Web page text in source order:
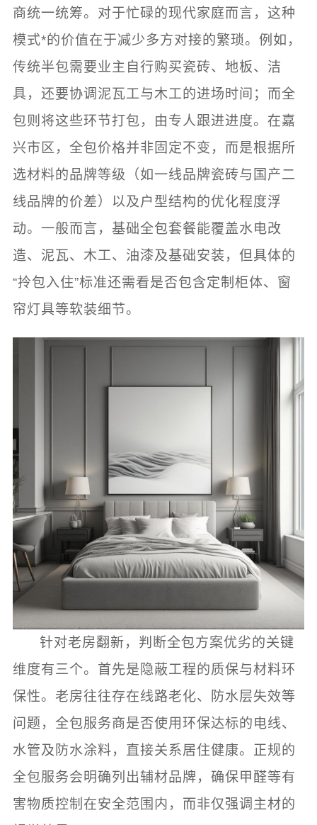
商统一统筹。对于忙碌的现代家庭而言，这种
模式*的价值在于减少多方对接的繁琐。例如，
传统半包需要业主自行购买瓷砖、地板、洁
具，还要协调泥瓦工与木工的进场时间；而全
包则将这些环节打包，由专人跟进进度。在嘉
兴市区，全包价格并非固定不变，而是根据所
选材料的品牌等级（如一线品牌瓷砖与国产二
线品牌的价差）以及户型结构的优化程度浮
动。一般而言，基础全包套餐能覆盖水电改
造、泥瓦、木工、油漆及基础安装，但具体的
“拎包入住”标准还需看是否包含定制柜体、窗
帘灯具等软装细节。
针对老房翻新，判断全包方案优劣的关键
维度有三个。首先是隐蔽工程的质保与材料环
保性。老房往往存在线路老化、防水层失效等
问题，全包服务商是否使用环保达标的电线、
水管及防水涂料，直接关系居住健康。正规的
全包服务会明确列出辅材品牌，确保甲醛等有
害物质控制在安全范围内，而非仅强调主材的